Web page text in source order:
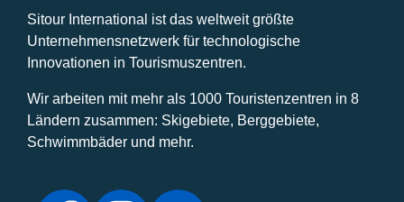
Sitour International ist das weltweit größte
Unternehmensnetzwerk für technologische
Innovationen in Tourismuszentren.
Wir arbeiten mit mehr als 1000 Touristenzentren in 8
Ländern zusammen: Skigebiete, Berggebiete,
Schwimmbäder und mehr.